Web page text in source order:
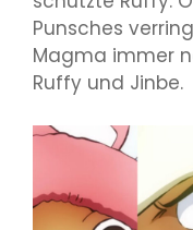
Punsches
Magma immer
Ruffy und Jinbe.